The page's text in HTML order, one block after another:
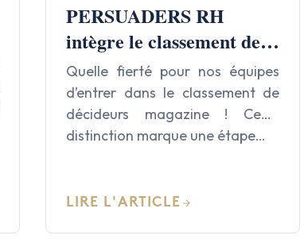
PERSUADERS RH
intègre le classement des
Décideurs 2026 des
meilleurs cabinets !
Quelle fierté pour nos équipes
d’entrer dans le classement de
décideurs magazine ! Cette
distinction marque une étape…
LIRE L'ARTICLE